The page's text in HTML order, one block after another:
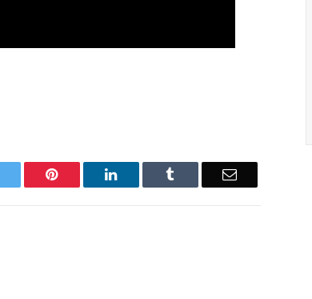
Pinterest LinkedIn Email